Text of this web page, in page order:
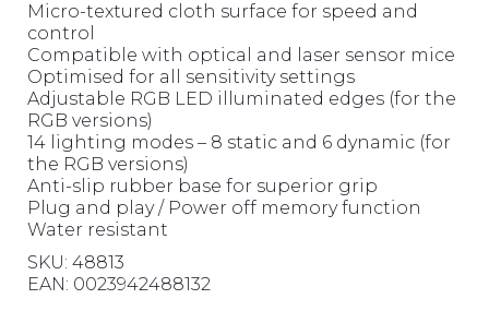
Micro-textured cloth surface for speed and
control
Compatible with optical and laser sensor mice
Optimised for all sensitivity settings
Adjustable RGB LED illuminated edges (for the
RGB versions)
14 lighting modes – 8 static and 6 dynamic (for
the RGB versions)
Anti-slip rubber base for superior grip
Plug and play / Power off memory function
Water resistant
SKU: 48813
EAN: 0023942488132